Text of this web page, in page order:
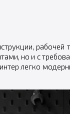
но и с
легко